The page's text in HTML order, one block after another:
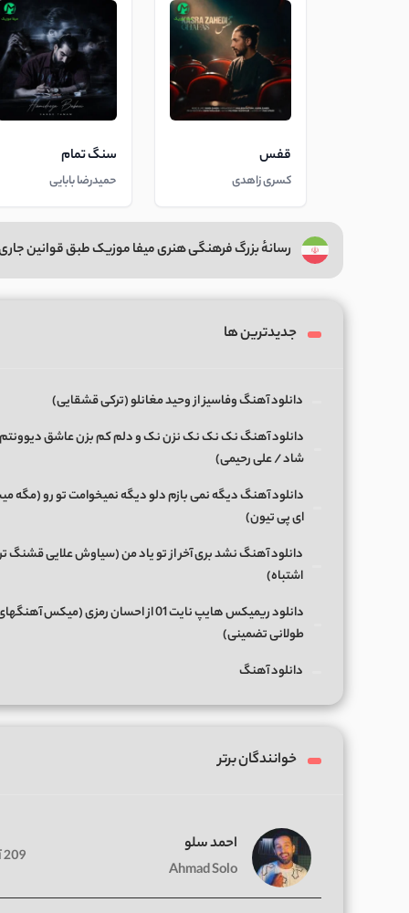
قفس
کسری زاهدی
سنگ تمام
حمیدرضا بابایی
رسانهٔ بزرگ فرهنگی هنری میفا موزیک طبق قوانین
جدیدترین ها
دانلود آهنگ وفاسیز از وحید مغانلو (ترکی قشقایی)
دانلود آهنگ نک نک نک نزن نک و دلم کم بزن عاشق
شاد / علی رحیمی)
دانلود آهنگ دیگه نمی بازم دلو دیگه نمیخوامت تو رو (مگه
ای پی تیون)
دانلود آهنگ نشد بری آخر از تو یاد من (سیاوش علایی قشنگ
اشتباه)
دانلود ریمیکس هایپ نایت 01 از احسان رمزی (میکس
طولانی تضمینی)
دانلود آهنگ
خوانندگان برتر
احمد سلو
Ahmad Solo
209 آهنگ